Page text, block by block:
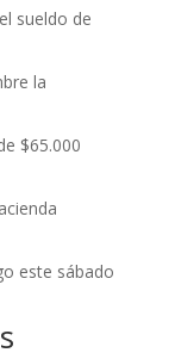
sueldo de
la
$65.000
este sábado